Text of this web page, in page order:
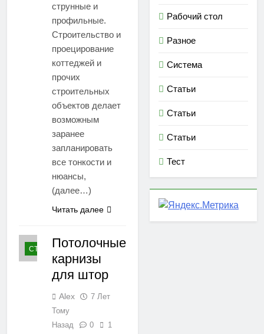
струнные и
профильные.
Строительство и
проецирование
коттеджей и
прочих
строительных
объектов делает
возможным
заранее
запланировать
все тонкости и
нюансы,
(далее…)
Читать далее
СТАТЬИПотолочные
карнизы
для штор
Alex
7 Лет
Тому
Назад
0 1
Рабочий стол
Разное
Система
Статьи
Статьи
Статьи
Тест